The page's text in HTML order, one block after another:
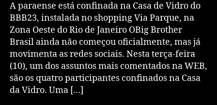
A paraense está confinada na Casa de Vidro do
BBB23, instalada no shopping Via Parque, na
Zona Oeste do Rio de Janeiro OBig Brother
Brasil ainda não começou oficialmente, mas já
movimenta as redes sociais. Nesta terça-feira
(10), um dos assuntos mais comentados na WEB,
são os quatro participantes confinados na Casa
da Vidro. Uma […]